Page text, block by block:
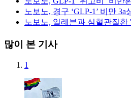
노보노, 경구 ‘GLP-1’ 비만 3a
노보노, 일레븐과 심혈관질환
많이 본 기사
1